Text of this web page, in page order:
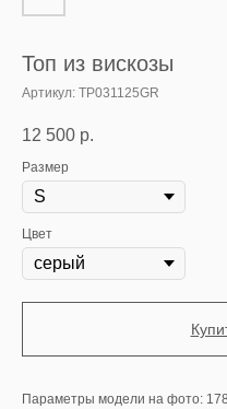
Топ из вискозы
Артикул: TP031125GR
12 500 р.
Размер
Цвет
Параметры модели на фото: